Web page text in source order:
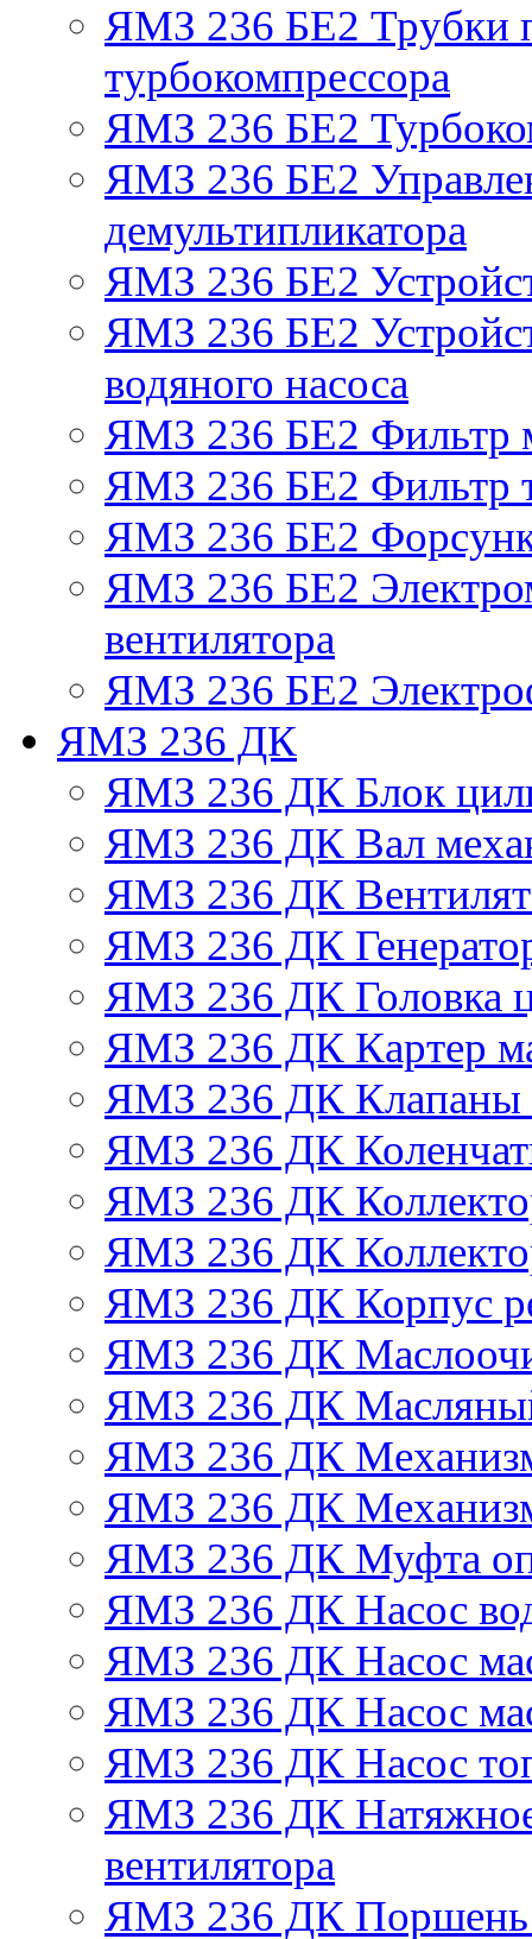
ЯМЗ 236 БЕ2 Трубки
турбокомпрессора
ЯМЗ 236 БЕ2
ЯМЗ 236 БЕ2
демультипликатора
ЯМЗ 236 БЕ2
ЯМЗ 236 БЕ2
водяного насоса
ЯМЗ 236 БЕ2 Фильтр
ЯМЗ 236 БЕ2 Фильтр
ЯМЗ 236 БЕ2
ЯМЗ 236 БЕ2
вентилятора
ЯМЗ 236 БЕ2
ЯМЗ 236 ДК
ЯМЗ 236 ДК Блок
ЯМЗ 236 ДК Вал
ЯМЗ 236 ДК
ЯМЗ 236 ДК
ЯМЗ 236 ДК Головка
ЯМЗ 236 ДК Картер
ЯМЗ 236 ДК Клапаны
ЯМЗ 236 ДК
ЯМЗ 236 ДК
ЯМЗ 236 ДК
ЯМЗ 236 ДК Корпус
ЯМЗ 236 ДК
ЯМЗ 236 ДК
ЯМЗ 236 ДК
ЯМЗ 236 ДК
ЯМЗ 236 ДК Муфта
ЯМЗ 236 ДК Насос
ЯМЗ 236 ДК Насос
ЯМЗ 236 ДК Насос
ЯМЗ 236 ДК Насос
ЯМЗ 236 ДК Натяжное
вентилятора
ЯМЗ 236 ДК Поршень